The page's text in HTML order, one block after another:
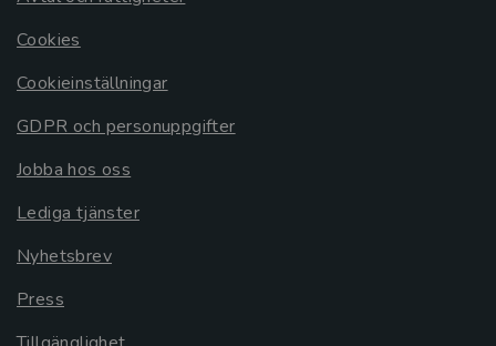
Cookies
Cookieinställningar
GDPR och personuppgifter
Jobba hos oss
Lediga tjänster
Nyhetsbrev
Press